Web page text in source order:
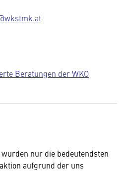
Beratungen der WKO
nur die bedeutendsten
aufgrund der uns